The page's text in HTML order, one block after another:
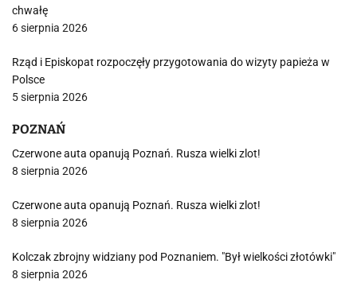
chwałę
6 sierpnia 2026
Rząd i Episkopat rozpoczęły przygotowania do wizyty papieża w
Polsce
5 sierpnia 2026
POZNAŃ
Czerwone auta opanują Poznań. Rusza wielki zlot!
8 sierpnia 2026
Czerwone auta opanują Poznań. Rusza wielki zlot!
8 sierpnia 2026
Kolczak zbrojny widziany pod Poznaniem. "Był wielkości złotówki"
8 sierpnia 2026